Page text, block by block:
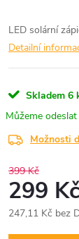
LED solární
Detailní
Skladem 6
Možnosti
399 Kč
299 Kč
247,11 Kč bez